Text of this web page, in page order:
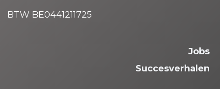
BTW BE0441211725
Jobs
Succesverhalen